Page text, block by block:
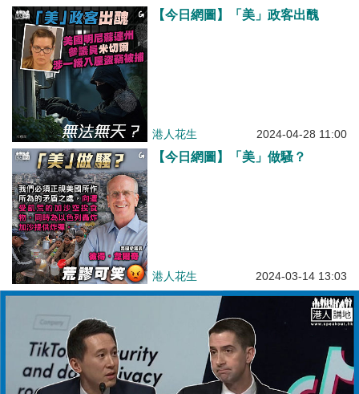
【今日網圖】「美」政客出醜
港人花生 2024-04-28 11:00
【今日網圖】「美」做騷？
港人花生 2024-03-14 13:03